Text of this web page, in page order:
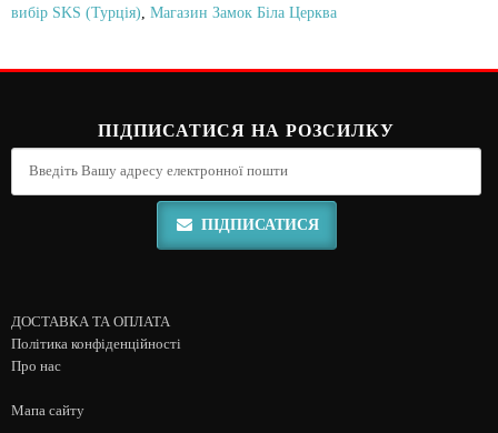
вибір SKS (Турція) Магазин Замок Біла Церква
ПІДПИСАТИСЯ НА РОЗСИЛКУ
ПІДПИСАТИСЯ
ДОСТАВКА ТА ОПЛАТА
Політика конфіденційності
Про нас
Мапа сайту